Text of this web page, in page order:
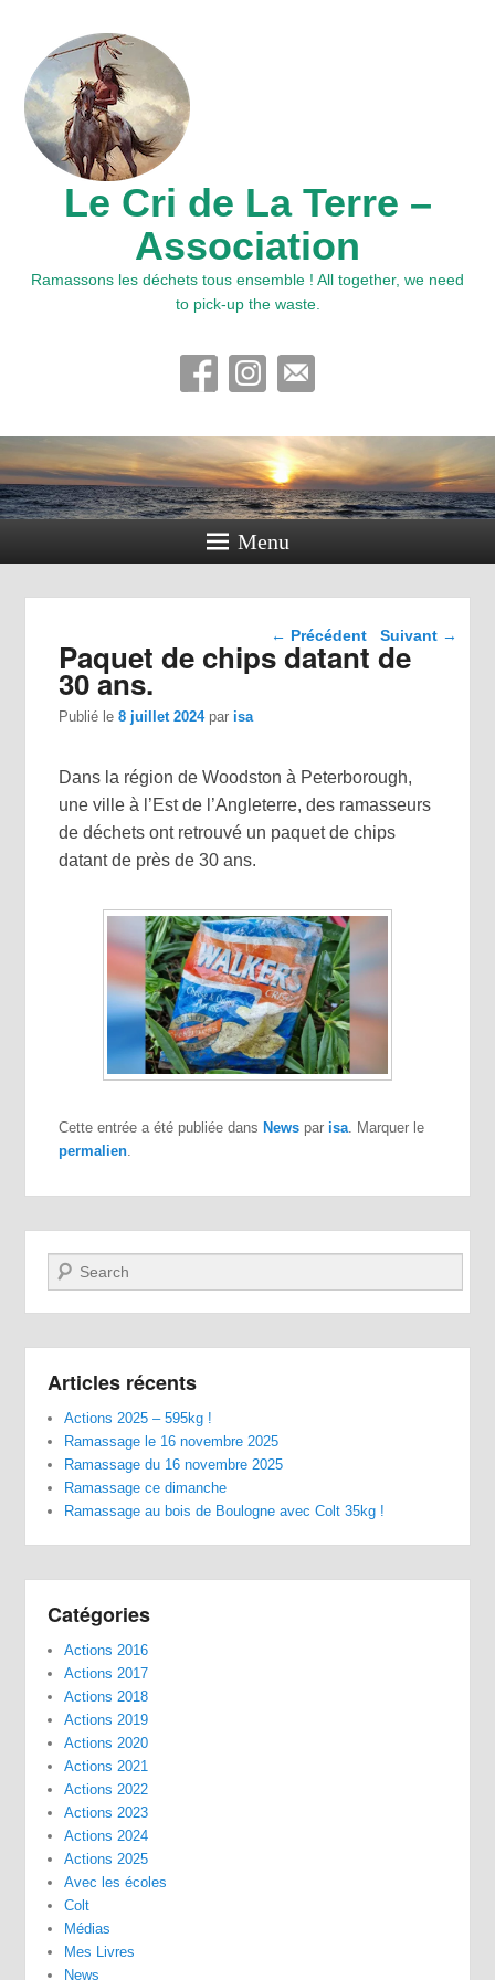
Le Cri de La Terre –
Association
Ramassons les déchets tous ensemble ! All together, we need
to pick-up the waste.
Menu
Navigation dans les
articles
← Précédent Suivant →
Paquet de chips datant de
30 ans.
Publié le8 juillet 2024 par isa
Dans la région de Woodston à Peterborough,
une ville à l’Est de l’Angleterre, des ramasseurs
de déchets ont retrouvé un paquet de chips
datant de près de 30 ans.
Cette entrée a été publiée dans News par isa. Marquer le
permalien.
Recherche
Articles récents
Actions 2025 – 595kg !
Ramassage le 16 novembre 2025
Ramassage du 16 novembre 2025
Ramassage ce dimanche
Ramassage au bois de Boulogne avec Colt 35kg !
Catégories
Actions 2016
Actions 2017
Actions 2018
Actions 2019
Actions 2020
Actions 2021
Actions 2022
Actions 2023
Actions 2024
Actions 2025
Avec les écoles
Colt
Médias
Mes Livres
News